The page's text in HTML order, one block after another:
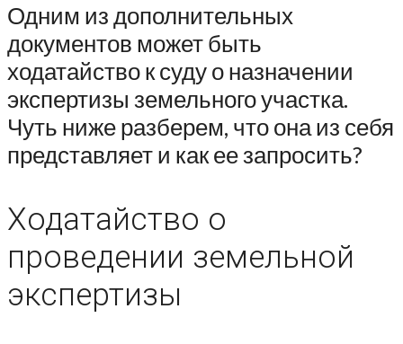
Одним из дополнительных
документов может быть
ходатайство к суду о назначении
экспертизы земельного участка.
Чуть ниже разберем, что она из себя
представляет и как ее запросить?
Ходатайство о
проведении земельной
экспертизы